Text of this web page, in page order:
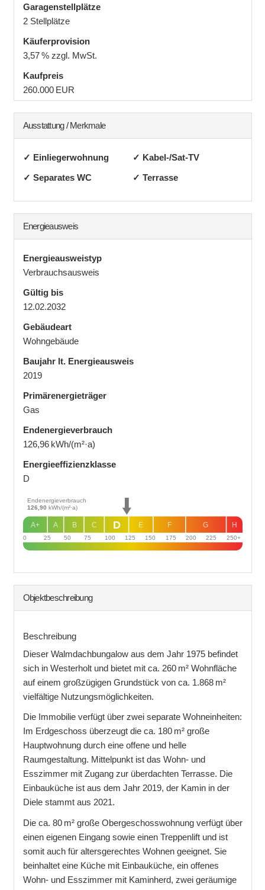
Garagen­stellplätze
2 Stellplätze
Käufer­provision
3,57 % zzgl. MwSt.
Kaufpreis
260.000 EUR
Ausstattung / Merkmale
✓ Einliegerwohnung
✓ Kabel-/Sat-TV
✓ Separates WC
✓ Terrasse
Energieausweis
Energieausweistyp
Verbrauchs­ausweis
Gültig bis
12.02.2032
Gebäudeart
Wohngebäude
Baujahr lt. Energieausweis
2019
Primärenergieträger
Gas
Endenergie­verbrauch
126,96 kWh/(m²·a)
Energie­effizienz­klasse
D
0 25 50 75 100 125 150 175 200 225 250+
H
G
F
E
C
B
A
A+ D
Endenergieverbrauch
126,90 kWh/(m²·a)
Objekt­beschreibung
Beschreibung
Dieser Walmdachbungalow aus dem Jahr 1975 befindet
sich in Westerholt und bietet mit ca. 260 m² Wohnfläche
auf einem großzügigen Grundstück von ca. 1.868 m²
vielfältige Nutzungsmöglichkeiten.
Die Immobilie verfügt über zwei separate Wohneinheiten:
Im Erdgeschoss überzeugt die ca. 180 m² große
Hauptwohnung durch eine offene und helle
Raumgestaltung. Mittelpunkt ist das Wohn- und
Esszimmer mit Zugang zur überdachten Terrasse. Die
Einbauküche ist aus dem Jahr 2019, der Kamin in der
Diele stammt aus 2021.
Die ca. 80 m² große Obergeschosswohnung verfügt über
einen eigenen Eingang sowie einen Treppenlift und ist
somit auch für altersgerechtes Wohnen geeignet. Sie
beinhaltet eine Küche mit Einbauküche, ein offenes
Wohn- und Esszimmer mit Kaminherd, zwei geräumige